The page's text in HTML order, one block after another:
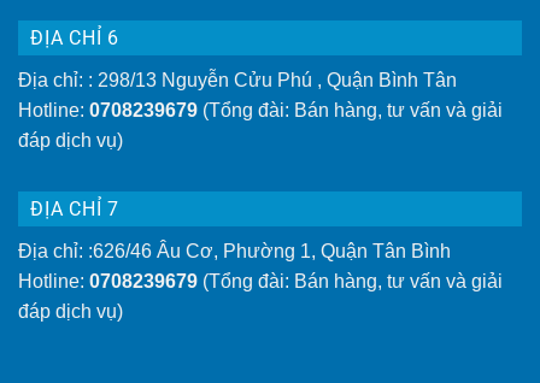
ĐỊA CHỈ 6
Địa chỉ: : 298/13 Nguyễn Cửu Phú , Quận Bình Tân
Hotline: 0708239679 (Tổng đài: Bán hàng, tư vấn và giải
đáp dịch vụ)
ĐỊA CHỈ 7
Địa chỉ: :626/46 Âu Cơ, Phường 1, Quận Tân Bình
Hotline: 0708239679 (Tổng đài: Bán hàng, tư vấn và giải
đáp dịch vụ)